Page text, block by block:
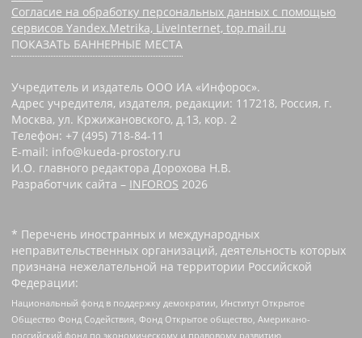
Согласие на обработку персональных данных с помощью
сервисов Yandex.Metrika, LiveInternet, top.mail.ru
ПОКАЗАТЬ БАННЕРНЫЕ МЕСТА
Учредитель и издатель ООО ИА «Инфорос».
Адрес учредителя, издателя, редакции: 117218, Россия, г.
Москва, ул. Кржижановского, д.13, кор. 2
Телефон: +7 (495) 718-84-11
E-mail: info@kueda-prostory.ru
И.О. главного редактора Дорохова Н.В.
Разработчик сайта – INFOROS 2026
* Перечень иностранных и международных
неправительственных организаций, деятельность которых
признана нежелательной на территории Российской
Федерации:
Национальный фонд в поддержку демократии, Институт Открытое
Общество Фонд Содействия, Фонд Открытое общество, Американо-
российский фонд по экономическому и правовому развитию,